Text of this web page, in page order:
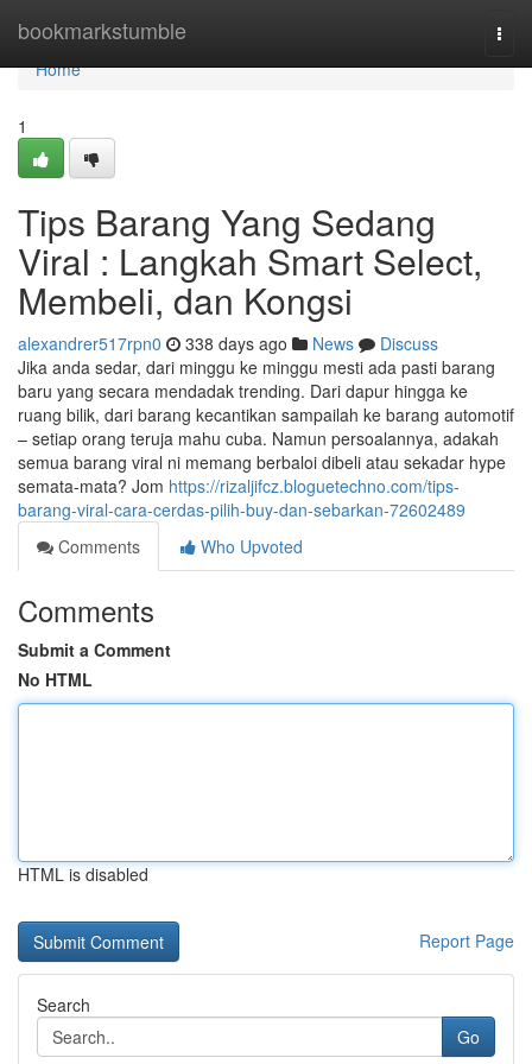
bookmarkstumble
Home
Home
1
Tips Barang Yang Sedang
Viral : Langkah Smart Select,
Membeli, dan Kongsi
alexandrer517rpn0 338 days ago News
Discuss
Jika anda sedar, dari minggu ke minggu mesti ada pasti barang
baru yang secara mendadak trending. Dari dapur hingga ke
ruang bilik, dari barang kecantikan sampailah ke barang automotif
– setiap orang teruja mahu cuba. Namun persoalannya, adakah
semua barang viral ni memang berbaloi dibeli atau sekadar hype
semata-mata? Jom https://rizaljifcz.bloguetechno.com/tips-
barang-viral-cara-cerdas-pilih-buy-dan-sebarkan-72602489
Comments
Who Upvoted
Comments
Submit a Comment
No HTML
HTML is disabled
Report Page
Search
Go